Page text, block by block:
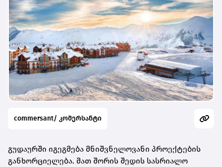
commersant/ კომერსანტი
გუდაურში იგეგმება მნიშვნელოვანი პროექტების
განხორციელება. მათ შორის შედის სასრიალო